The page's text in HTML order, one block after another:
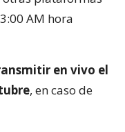
AM hora
en vivo el
, en caso de